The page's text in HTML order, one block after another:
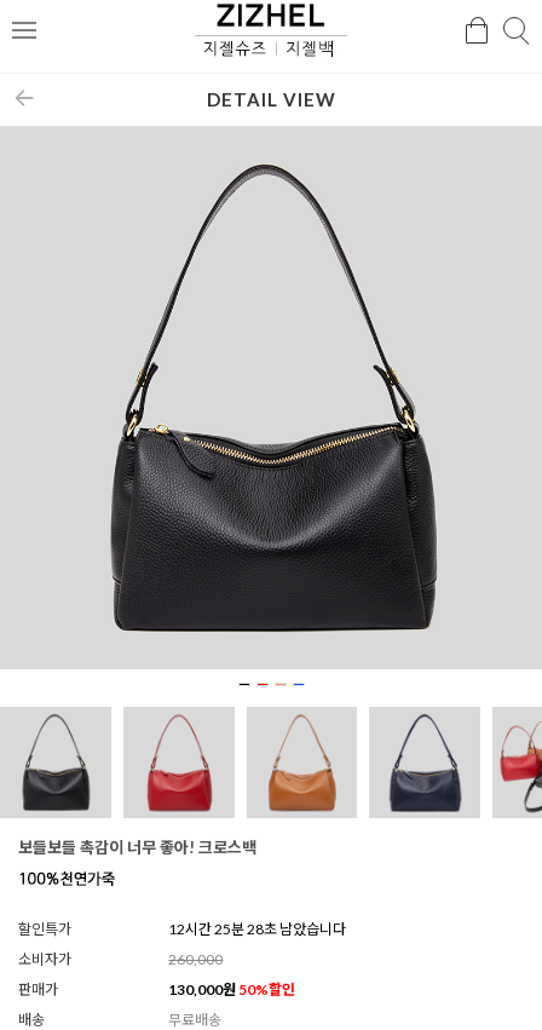
메
검
DETAIL VIEW
보들보들 촉감이 너무 좋아! 크로스백
할인특가
12시간 25분 26초 남았습니다
소비자가
260,000
판매가
130,000원 50%할인
배송
무료배송